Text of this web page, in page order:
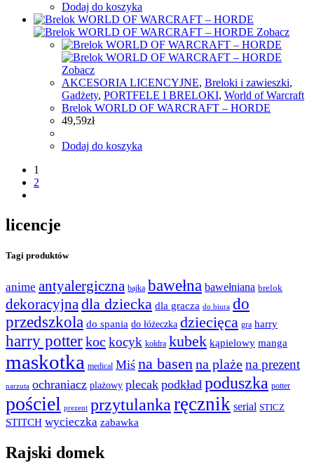
Dodaj do koszyka
Zobacz
Zobacz
AKCESORIA LICENCYJNE, Breloki i zawieszki,
Gadżety, PORTFELE I BRELOKI, World of Warcraft
Brelok WORLD OF WARCRAFT – HORDE
49,59zł
Dodaj do koszyka
1
2
licencje
Tagi produktów
anime antyalergiczna bajka bawełna bawełniana brelok
dekoracyjna dla dziecka dla gracza do biura do
przedszkola do spania do łóżeczka dziecięca gra harry
harry potterkoc kocyk kołdra kubek kąpielowy manga
maskotka medical Miś na basenna plażena prezent
narzuta ochraniacz plażowy plecak podkład poduszka potter
pościel prezent przytulankaręcznik serial STICZ
STITCH wycieczka zabawka
Rajski domek